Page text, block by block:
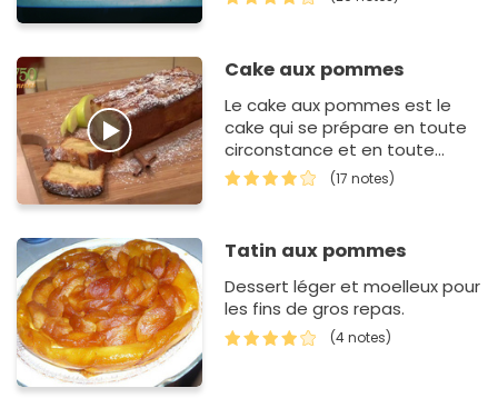
Cake aux pommes
Le cake aux pommes est le
cake qui se prépare en toute
circonstance et en toute
saison ! Moelleux et fondant,
ce cake est très simple et
(17 notes)
Tatin aux pommes
Dessert léger et moelleux pour
les fins de gros repas.
(4 notes)